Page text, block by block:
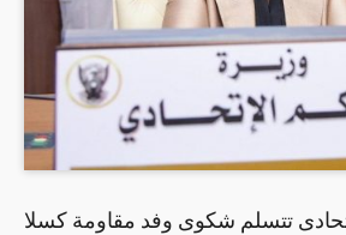
تتسلم شكوى وفد مقاومة كسلا